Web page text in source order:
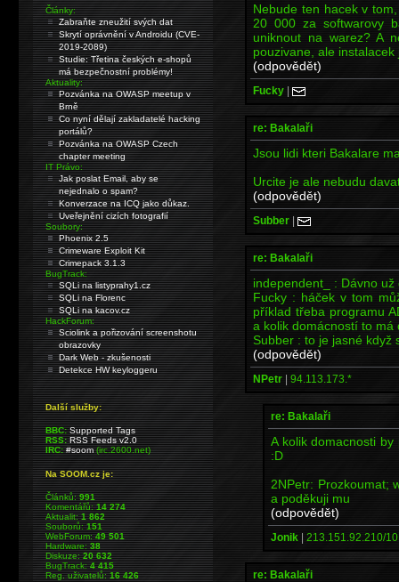
Nebude ten hacek v
20 000 za softwarovy
uniknout na warez? A
pouzivane, ale
(odpovědět)
Fucky |
re: Bakalaři
Jsou lidi kteri Bakalare
Urcite je ale nebudu
(odpovědět)
Subber |
re: Bakalaři
independent_ : Dávno
Fucky : háček v tom
příklad třeba programu
a kolik domácností to má
Subber : to je jasné když
(odpovědět)
NPetr | 94.113.173.*
re: Bakalaři
A kolik domacnosti
:D
2NPetr: Prozkoumat;
a poděkuji mu
(odpovědět)
Jonik | 213.151.92.210/
re: Bakalaři
Články:
Zabraňte zneužití svých dat
Skrytí oprávnění v Androidu (CVE-
2019-2089)
Studie: Třetina českých e-shopů
má bezpečnostní problémy!
Aktuality:
Pozvánka na OWASP meetup v
Brně
Co nyní dělají zakladatelé hacking
portálů?
Pozvánka na OWASP Czech
chapter meeting
IT Právo:
Jak poslat Email, aby se
nejednalo o spam?
Konverzace na ICQ jako důkaz.
Uveřejnění cizích fotografií
Soubory:
Phoenix 2.5
Crimeware Exploit Kit
Crimepack 3.1.3
BugTrack:
SQLi na listyprahy1.cz
SQLi na Florenc
SQLi na kacov.cz
HackForum:
Sciolink a pořizování screenshotu
obrazovky
Dark Web - zkušenosti
Detekce HW keyloggeru
Další služby:
BBC: Supported Tags
RSS: RSS Feeds v2.0
IRC: #soom(irc.2600.net)
Na SOOM.cz je:
Článků:991
Komentářů:14 274
Aktualit:1 862
Souborů:151
WebForum:49 501
Hardware:38
Diskuze:20 632
BugTrack:4 415
Reg. uživatelů:16 426